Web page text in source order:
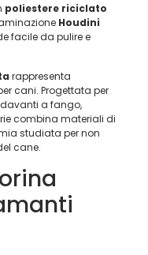
poliestere riciclato
Houdini
facile da pulire e
rappresenta
cani. Progettata per
a fango,
combina materiali di
studiata per non
cane.